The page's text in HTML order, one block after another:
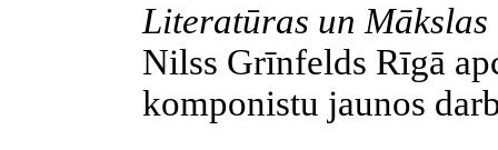
Literatūras un Mākslas
Nilss Grīnfelds Rīgā
komponistu jaunos